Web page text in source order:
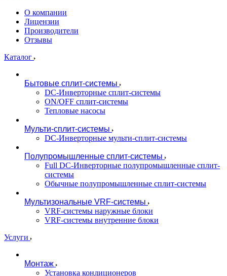
О компании
Лицензии
Производители
Отзывы
Каталог
Бытовые сплит-системы
DC-Инверторные сплит-системы
ON/OFF сплит-системы
Тепловые насосы
Мульти-сплит-системы
DC-Инверторные мульти-сплит-системы
Полупромышленные сплит-системы
Full DC-Инверторные полупромышленные сплит-
системы
Обычные полупромышленные сплит-системы
Мультизональные VRF-системы
VRF-системы наружные блоки
VRF-системы внутренние блоки
Услуги
Монтаж
Установка кондиционеров